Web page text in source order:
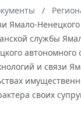
Ямало-
службы
и связи
своих